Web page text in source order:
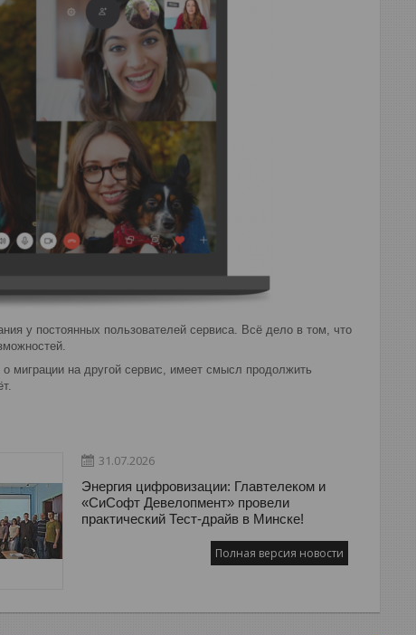
у постоянных пользователей сервиса. Всё дело в том, что
миграции на другой сервис, имеет смысл продолжить
31.07.2026
Энергия цифровизации: Главтелеком и
«СиСофт Девелопмент» провели
практический Тест-драйв в Минске!
Полная версия новости